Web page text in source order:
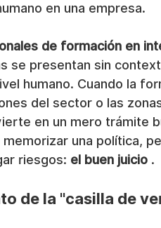
en una empresa.
de formación en
se presentan sin
humano. Cuando la
del sector o las
en un mero trámite
una política,
riesgos: el buen juicio .
de la "casilla de